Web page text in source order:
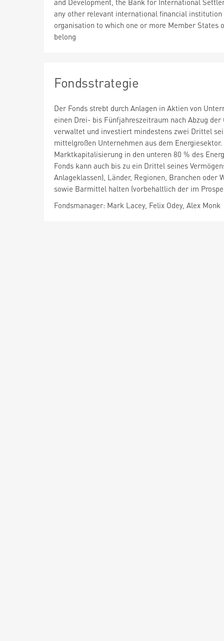
and Development, the Bank for International
any other relevant international financial institution
organisation to which one or more Member States
belong
Fondsstrategie
Der Fonds strebt durch Anlagen in Aktien von
einen Drei- bis Fünfjahreszeitraum nach Abzug
verwaltet und investiert mindestens zwei Drittel
mittelgroßen Unternehmen aus dem
Marktkapitalisierung in den unteren 80 % des
Fonds kann auch bis zu ein Drittel seines
Anlageklassen), Länder, Regionen, Branchen oder
sowie Barmittel halten (vorbehaltlich der im
Fondsmanager: Mark Lacey, Felix Odey, Alex Monk